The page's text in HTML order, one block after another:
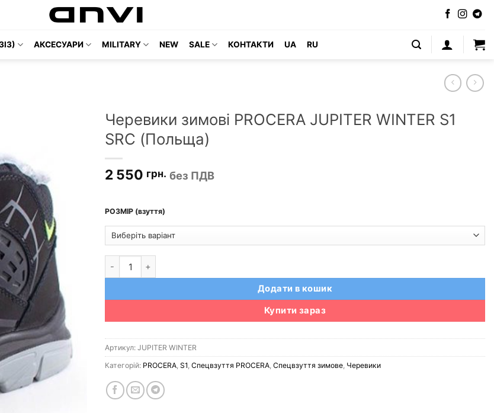
АКСЕСУАРИ MILITARY NEW SALE КОНТАКТИ UA RU
Черевики зимові PROCERA JUPITER WINTER S1
SRC (Польща)
2 550 грн. без ПДВ
РОЗМІР (взуття)
Додати в кошик
Купити зараз
Артикул: JUPITER WINTER
Категорій: PROCERA S1 Спецвзуття PROCERA Спецвзуття зимове Черевики